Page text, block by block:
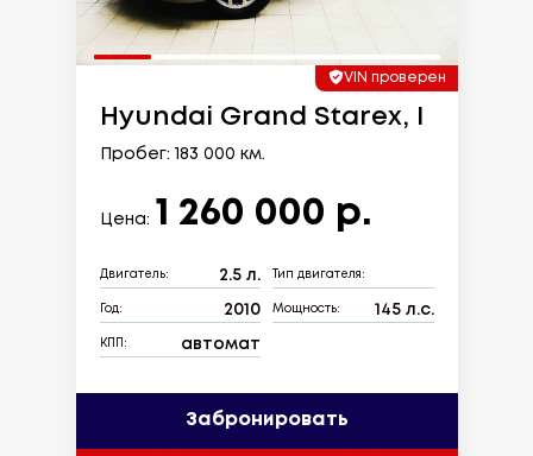
VIN проверен
Hyundai Grand Starex, I
Пробег: 183 000 км.
Цена: 1 260 000 р.
Двигатель: 2.5 л. Тип двигателя:
Год: 2010 Мощность: 145 л.с.
КПП: автомат
Забронировать